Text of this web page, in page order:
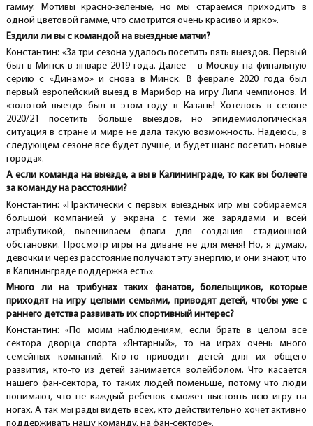
гамму. Мотивы красно-зеленые, но мы стараемся приходить в
одной цветовой гамме, что смотрится очень красиво и ярко».
Ездили ли вы с командой на выездные матчи?
Константин: «За три сезона удалось посетить пять выездов. Первый
был в Минск в январе 2019 года. Далее – в Москву на финальную
серию с «Динамо» и снова в Минск. В феврале 2020 года был
первый европейский выезд в Марибор на игру Лиги чемпионов. И
«золотой выезд» был в этом году в Казань! Хотелось в сезоне
2020/21 посетить больше выездов, но эпидемиологическая
ситуация в стране и мире не дала такую возможность. Надеюсь, в
следующем сезоне все будет лучше, и будет шанс посетить новые
города».
А если команда на выезде, а вы в Калининграде, то как вы болеете
за команду на расстоянии?
Константин: «Практически с первых выездных игр мы собираемся
большой компанией у экрана с теми же зарядами и всей
атрибутикой, вывешиваем флаги для создания стадионной
обстановки. Просмотр игры на диване не для меня! Но, я думаю,
девочки и через расстояние получают эту энергию, и они знают, что
в Калининграде поддержка есть».
Много ли на трибунах таких фанатов, болельщиков, которые
приходят на игру целыми семьями, приводят детей, чтобы уже с
раннего детства развивать их спортивный интерес?
Константин: «По моим наблюдениям, если брать в целом все
сектора дворца спорта «Янтарный», то на играх очень много
семейных компаний. Кто-то приводит детей для их общего
развития, кто-то из детей занимается волейболом. Что касается
нашего фан-сектора, то таких людей поменьше, потому что люди
понимают, что не каждый ребенок сможет выстоять всю игру на
ногах. А так мы рады видеть всех, кто действительно хочет активно
поддерживать нашу команду, на фан-секторе».